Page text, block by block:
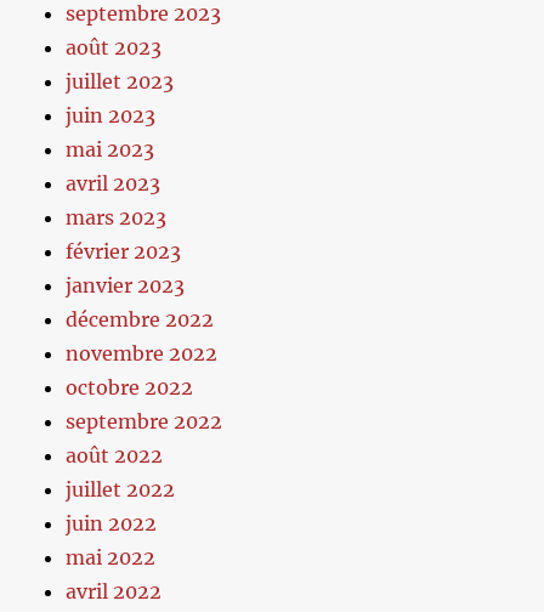
septembre 2023
août 2023
juillet 2023
juin 2023
mai 2023
avril 2023
mars 2023
février 2023
janvier 2023
décembre 2022
novembre 2022
octobre 2022
septembre 2022
août 2022
juillet 2022
juin 2022
mai 2022
avril 2022